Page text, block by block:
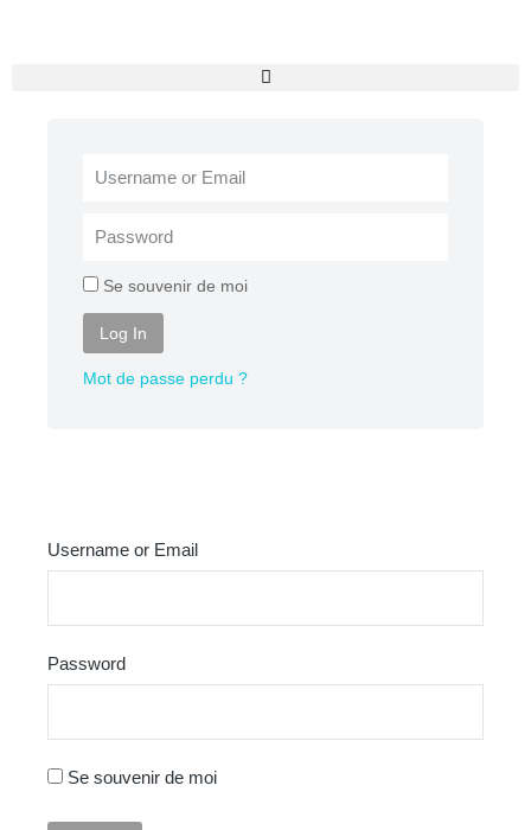
Se souvenir de moi
Log In
Mot de passe perdu ?
Username or Email
Password
Se souvenir de moi